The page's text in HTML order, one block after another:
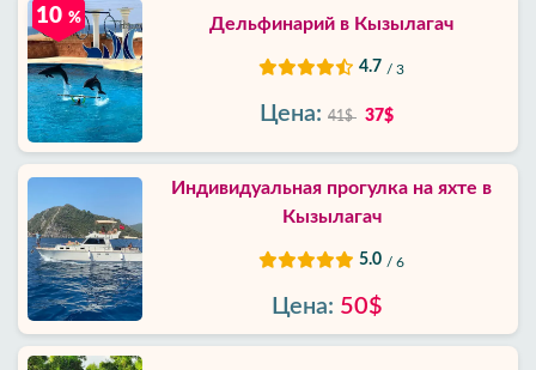
Дельфинарий в Кызылагач
4.7 / 3
10 %
Цена: 41$ 37$
Индивидуальная прогулка на яхте в
Кызылагач
5.0 / 6
Цена: 50$